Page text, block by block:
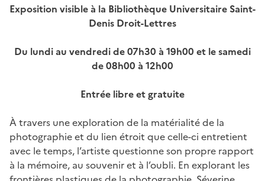
Exposition visible à la Bibliothèque Universitaire Saint-
Denis Droit-Lettres
Du lundi au vendredi de 07h30 à 19h00 et le samedi
de 08h00 à 12h00
Entrée libre et gratuite
À travers une exploration de la matérialité de la
photographie et du lien étroit que celle-ci entretient
avec le temps, l’artiste questionne son propre rapport
à la mémoire, au souvenir et à l’oubli. En explorant les